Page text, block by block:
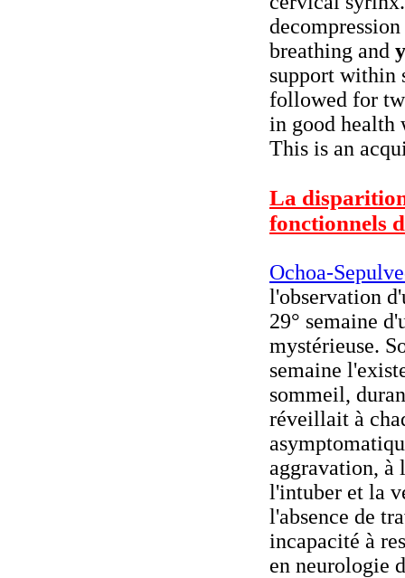
breathing and
support within
followed for
in good health
This is an
La
fonctionnels
Ochoa-
l'observation
29° semaine
mystérieuse.
semaine
sommeil,
réveillait à
aggravation, à
l'intuber et la
l'absence de
incapacité à
en neurologie